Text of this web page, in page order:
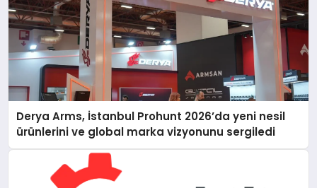
Derya Arms, İstanbul Prohunt 2026’da yeni nesil
ürünlerini ve global marka vizyonunu sergiledi